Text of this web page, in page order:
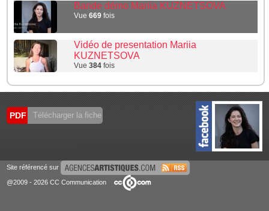
Bande démo Mariia KUZNETSOVA
Vue669 fois
Vidéo de presentation Mariia
KUZNETSOVA
Vue384 fois
PDF Télécharger la fiche
Site référencé sur
@2009 - 2026 CC Communication